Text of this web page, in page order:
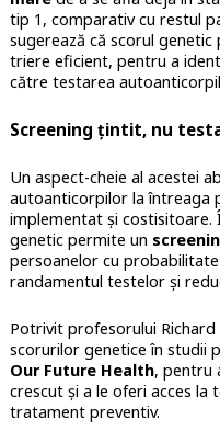
tip 1, comparativ cu restul
sugerează că scorul
triere eficient, pentru a
către testarea
Screening țintit, nu
Un aspect-cheie al acestei
autoanticorpilor la întreaga
implementat și costisitoare.
genetic permite un
persoanelor cu
randamentul testelor și
Potrivit profesorului
scorurilor genetice în studii
Our Future Health, pentru
crescut și a le oferi acces
tratament preventiv.